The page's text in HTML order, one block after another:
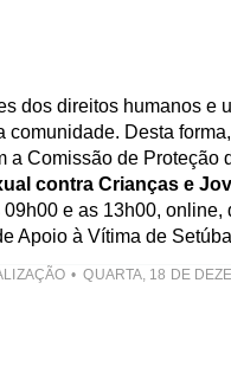
dos direitos humanos e
Desta
a Comissão de Proteção
contra Crianças e
e as 13h00, online,
Apoio à Vítima de
QUARTA, 18 DE